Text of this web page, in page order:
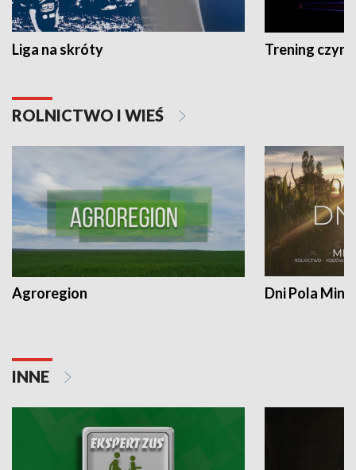
Liga na skróty Trening czyni
ROLNICTWO I WIEŚ
Agroregion Dni Pola
INNE